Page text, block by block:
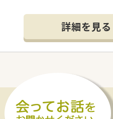
を背景とした募集となって
開による店舗拡大を予定し
やご経験をしっかりと評価
や神奈川県や千葉県などの
くゴルフや不動産やホテル
収による事業拡大を図って
詳細を見る